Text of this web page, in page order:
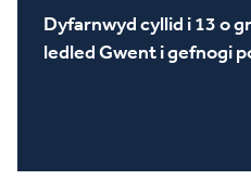
Dyfarnwyd cyllid i 13 o
ledled Gwent i gefnogi